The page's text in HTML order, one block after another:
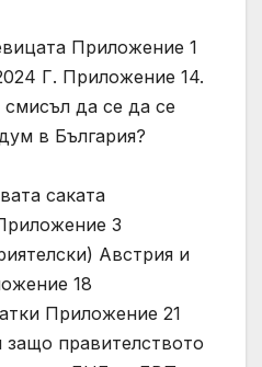
Приложение 1
Г. Приложение 14.
да се да се
в България?
саката
3
Австрия и
18
Приложение 21
правителството